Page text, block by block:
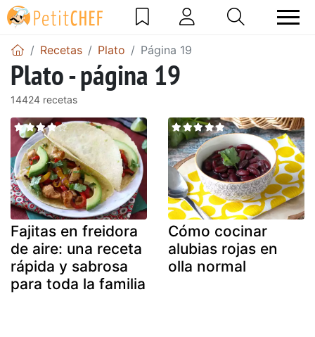
Recetas Plato Página 19
Plato - página 19
14424 recetas
Fajitas en freidora
de aire: una receta
rápida y sabrosa
para toda la familia
Cómo cocinar
alubias rojas en
olla normal